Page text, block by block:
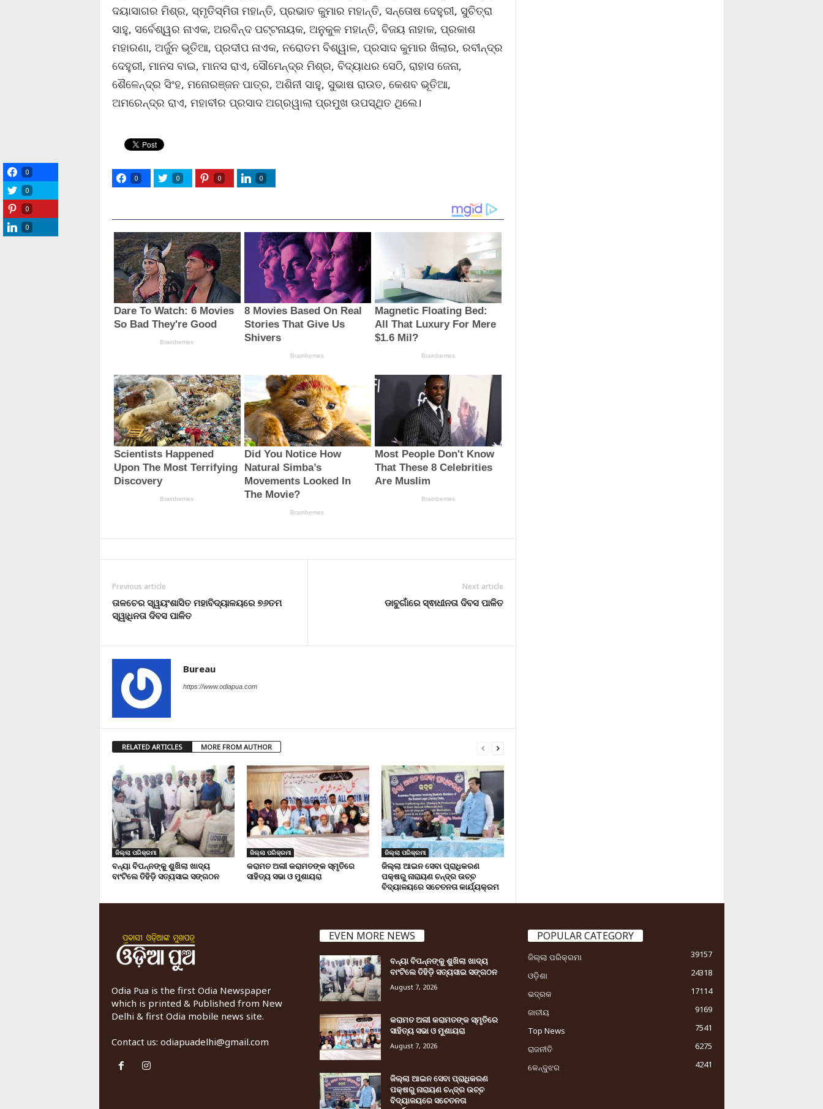
ଦୟାସାଗର ମିଶ୍ର, ସ୍ମୃତିସ୍ମିତା ମହାନ୍ତି, ପ୍ରଭାତ କୁମାର ମହାନ୍ତି, ସନ୍ତୋଷ ଦେହୁରୀ, ସୁଚିତ୍ରା
ସାହୁ, ସର୍ବେଶ୍ୱର ନାଏକ, ଅରବିନ୍ଦ ପଟ୍ଟନାୟକ, ଅନୁକୁଳ ମହାନ୍ତି, ବିଜୟ ନାହାକ, ପ୍ରକାଶ
ମହାରଣା, ଅର୍ଜୁନ ଭୂତିଆ, ପ୍ରଦୀପ ନାଏକ, ନରୋତମ ବିଶ୍ୱାଳ, ପ୍ରସାଦ କୁମାର ଖିଲାର, ରବୀନ୍ଦ୍ର
ଦେହୁରୀ, ମାନସ ବାଇ, ମାନସ ରାଏ, ସୌମେନ୍ଦ୍ର ମିଶ୍ର, ବିଦ୍ୟାଧର ସେଠି, ରାହାସ ଜେନା,
ଶୈଳେନ୍ଦ୍ର ସିଂହ, ମନୋରଞ୍ଜନ ପାତ୍ର, ଅଶିନୀ ସାହୁ, ସୁଭାଷ ରାଉତ, କେଶବ ଭୂତିଆ,
ଅମରେନ୍ଦ୍ର ରାଏ, ମହାବୀର ପ୍ରସାଦ ଅଗ୍ରୱାଲା ପ୍ରମୁଖ ଉପସ୍ଥିତ ଥିଲେ।
0 0 0 0
Previous article
ତାଳଚେର ସ୍ୱୟଂଶାସିତ ମହାବିଦ୍ୟାଳୟରେ ୭୬ତମ
ସ୍ୱାଧିନତା ଦିବସ ପାଳିତ
Next article
ଡାବୁଗାଁରେ ସ୍ଵାଧୀନତା ଦିବସ ପାଳିତ
Bureau
https://www.odiapua.com
RELATED ARTICLES MORE FROM AUTHOR
ଜିଲ୍ଲା ପରିକ୍ରମା
ବନ୍ୟା ବିପନ୍ନଙ୍କୁ ଶୁଖିଲା ଖାଦ୍ୟ
ବାଂଟିଲେ ତିହିଡି଼ ସତ୍ୟସାଇ ସଙ୍ଗଠନ
ଜିଲ୍ଲା ପରିକ୍ରମା
କରାମତ ଅଲୀ କରାମତଙ୍କ ସ୍ମୃତିରେ
ସାହିତ୍ୟ ସଭା ଓ ମୁଶାୟରା
ଜିଲ୍ଲା ପରିକ୍ରମା
ଜିଲ୍ଲା ଆଇନ ସେବା ପ୍ରାଧିକରଣ
ପକ୍ଷରୁ ନାରାୟଣ ଚନ୍ଦ୍ର ଉଚ୍ଚ
ବିଦ୍ୟାଳୟରେ ସଚେତନତା କାର୍ଯ୍ୟକ୍ରମ
Odia Pua is the first Odia Newspaper
which is printed & Published from New
Delhi & first Odia mobile news site.
Contact us: odiapuadelhi@gmail.com
EVEN MORE NEWS
ବନ୍ୟା ବିପନ୍ନଙ୍କୁ ଶୁଖିଲା ଖାଦ୍ୟ
ବାଂଟିଲେ ତିହିଡି଼ ସତ୍ୟସାଇ ସଙ୍ଗଠନ
August 7, 2026
କରାମତ ଅଲୀ କରାମତଙ୍କ ସ୍ମୃତିରେ
ସାହିତ୍ୟ ସଭା ଓ ମୁଶାୟରା
August 7, 2026
ଜିଲ୍ଲା ଆଇନ ସେବା ପ୍ରାଧିକରଣ
ପକ୍ଷରୁ ନାରାୟଣ ଚନ୍ଦ୍ର ଉଚ୍ଚ
ବିଦ୍ୟାଳୟରେ ସଚେତନତା
POPULAR CATEGORY
ଜିଲ୍ଲା ପରିକ୍ରମା
39157
ଓଡ଼ିଶା
24318
ଭଦ୍ରକ
17114
ଜାତୀୟ
9169
Top News
7541
ରାଜନୀତି
6275
କେନ୍ଦୁଝର
4241
0
0
0
0